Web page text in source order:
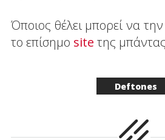
Όποιος θέλει μπορεί να
το επίσημο site της
Deftones